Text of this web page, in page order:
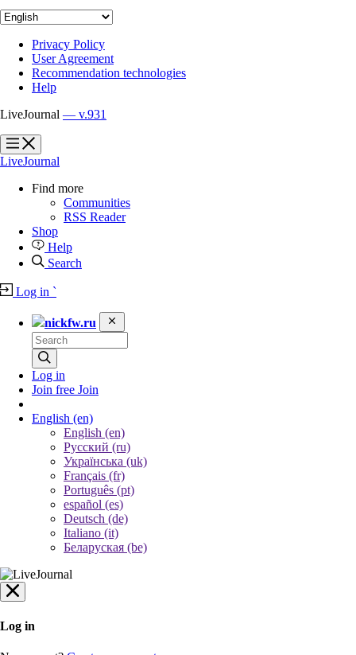
Privacy Policy
User Agreement
Recommendation technologies
Help
LiveJournal — v.931
?
?
LiveJournal
Find more
Communities
RSS Reader
Shop
Help
Search
Log in `
nickfw.ru
Log in
Join free Join
English (en)
English (en)
Русский (ru)
Українська (uk)
Français (fr)
Português (pt)
español (es)
Deutsch (de)
Italiano (it)
Беларуская (be)
Log in